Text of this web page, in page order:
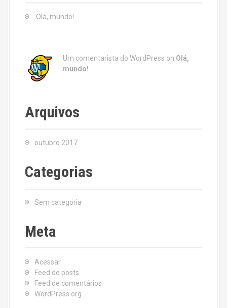
Olá, mundo!
Um comentarista do WordPress on Olá,
mundo!
Arquivos
outubro 2017
Categorias
Sem categoria
Meta
Acessar
Feed de posts
Feed de comentários
WordPress.org